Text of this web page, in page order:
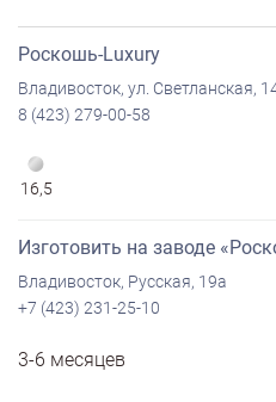
Роскошь-Luxury
Владивосток, ул. Светланская,
8 (423) 279-00-58
16,5
Изготовить на заводе
Владивосток, Русская, 19а
+7 (423) 231-25-10
3-6 месяцев